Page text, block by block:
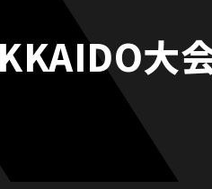
大